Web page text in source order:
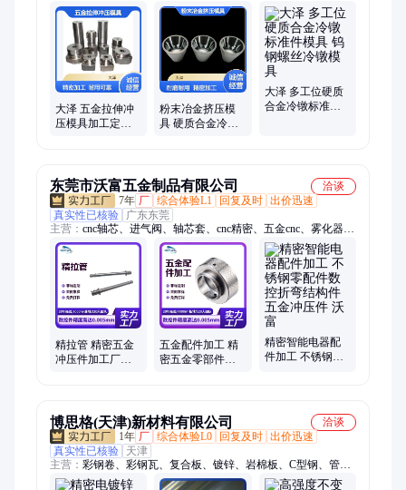
钨钢模具、冷镦模具、钻石模具、拉拔模具、钨钢配件、钨钢零
件、电缆模具、剥皮模具、硬质合金、合金切刀片、标准件模
具、拉伸机模具、壳拉伸模具、热挤压模具、鼻梁条机器、冷镦
机模具、模具机床配件、铝合金热挤压、硅酸盐切刀片、连续拉
伸模具
大泽 五金拉伸冲
压模具加工定制
粉末冶金挤压模
具 硬质合金冷镦
大泽 多工位硬质
合金冷镦标准件
东莞市沃富五金制品有限公司
洽谈
7年 厂 综合体验L1 回复及时 出价迅速
真实性已核验
广东东莞
主营： cnc轴芯、进气阀、轴芯套、cnc精密、五金cnc、雾化器、
铝合金、马达铜、散热片、配件cnc、子弹头、螺纹套、调焦
环、cnc数控、口罩机、cnc零件、kn95熔接、kn95齿模、kn95口
罩、3d打印机、钟表配件、铜套数控、家电配件、六角螺母、配
件长螺
精拉管 精密五金
冲压件加工厂家
五金配件加工 精
密五金零部件冲
精密智能电器配
件加工 不锈钢零
博思格(天津)新材料有限公司
洽谈
1年 厂 综合体验L0 回复及时 出价迅速
真实性已核验
天津
主营： 彩钢卷、彩钢瓦、复合板、镀锌、岩棉板、C型钢、管
道、TPO、洁净板、彩钢房、钢结构、铝皮、铝合金、不锈钢